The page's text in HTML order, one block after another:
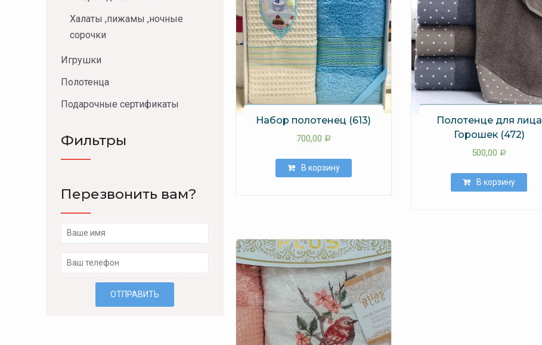
Набор полотенец (613)
700,00 Р
В корзину
Полотенце для лица
Горошек (472)
500,00 Р
В корзину
Халаты ,пижамы ,ночные
сорочки
Игрушки
Полотенца
Подарочные сертификаты
Фильтры
Перезвонить вам?